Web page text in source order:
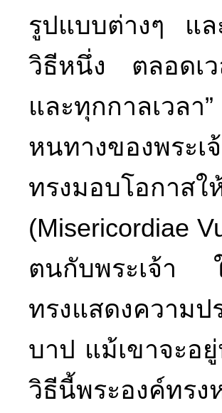
รูปแบบต่างๆ แล
วิธีหนึ่ง ตลอดเว
และทุกกาลเวลา
หนทางของพระเ
ทรงมอบโอกาส
(Misericordiae
ตนกับพระเจ้า ใ
ทรงแสดงความ
บาป แม้เขาจะอ
วิธีนี้พระองค์ทรง